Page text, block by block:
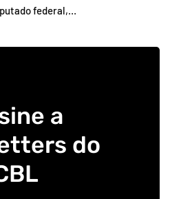
federal,…
a
do